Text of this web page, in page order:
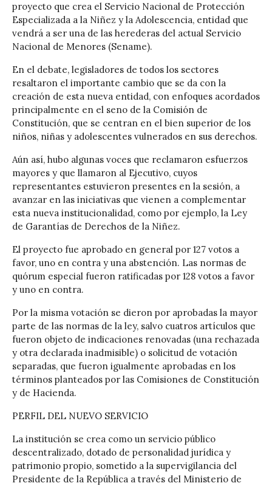
proyecto que crea el Servicio Nacional de Protección
Especializada a la Niñez y la Adolescencia, entidad que
vendrá a ser una de las herederas del actual Servicio
Nacional de Menores (Sename).
En el debate, legisladores de todos los sectores
resaltaron el importante cambio que se da con la
creación de esta nueva entidad, con enfoques acordados
principalmente en el seno de la Comisión de
Constitución, que se centran en el bien superior de los
niños, niñas y adolescentes vulnerados en sus derechos.
Aún así, hubo algunas voces que reclamaron esfuerzos
mayores y que llamaron al Ejecutivo, cuyos
representantes estuvieron presentes en la sesión, a
avanzar en las iniciativas que vienen a complementar
esta nueva institucionalidad, como por ejemplo, la Ley
de Garantías de Derechos de la Niñez.
El proyecto fue aprobado en general por 127 votos a
favor, uno en contra y una abstención. Las normas de
quórum especial fueron ratificadas por 128 votos a favor
y uno en contra.
Por la misma votación se dieron por aprobadas la mayor
parte de las normas de la ley, salvo cuatros artículos que
fueron objeto de indicaciones renovadas (una rechazada
y otra declarada inadmisible) o solicitud de votación
separadas, que fueron igualmente aprobadas en los
términos planteados por las Comisiones de Constitución
y de Hacienda.
PERFIL DEL NUEVO SERVICIO
La institución se crea como un servicio público
descentralizado, dotado de personalidad jurídica y
patrimonio propio, sometido a la supervigilancia del
Presidente de la República a través del Ministerio de